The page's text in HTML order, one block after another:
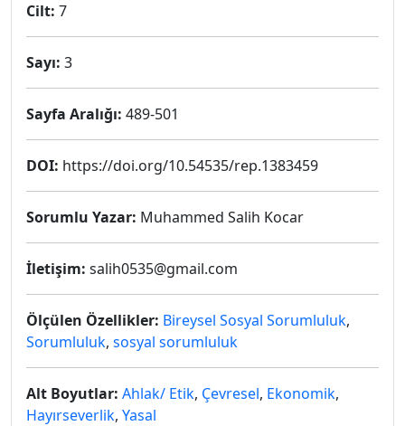
Cilt: 7
Sayı: 3
Sayfa Aralığı: 489-501
DOI: https://doi.org/10.54535/rep.1383459
Sorumlu Yazar: Muhammed Salih Kocar
İletişim: salih0535@gmail.com
Ölçülen Özellikler: Bireysel Sosyal Sorumluluk,
Sorumluluk, sosyal sorumluluk
Alt Boyutlar: Ahlak/ Etik, Çevresel, Ekonomik,
Hayırseverlik, Yasal